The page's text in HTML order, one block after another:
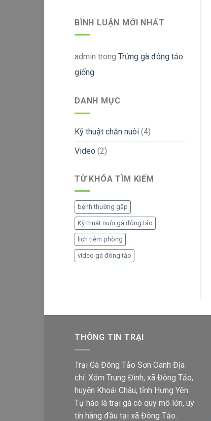
BÌNH LUẬN MỚI NHẤT
admin trong Trứng gà đông tảo
giống
DANH MỤC
Kỹ thuật chăn nuôi (4)
Video (2)
TỪ KHÓA TÌM KIẾM
bệnh thường gặp
Kỹ thuật nuôi gà đông tảo
lịch tiêm phòng
video gà đông tảo
THÔNG TIN TRẠI
Trại Gà Đông Tảo Sơn Oanh Địa
chỉ: Xóm Trung Đình, xã Đông Tảo,
huyện Khoái Châu, tỉnh Hưng Yên
Tự hào là trại gà có quy mô lớn, uy
tín hàng đầu tại xã Đông Tảo.